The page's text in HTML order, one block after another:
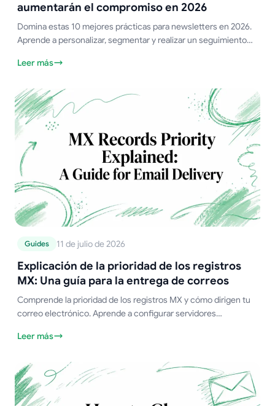
aumentarán el compromiso en 2026
Domina estas 10 mejores prácticas para newsletters en 2026.
Aprende a personalizar, segmentar y realizar un seguimiento
respuestas.
Leer más
Guides 11 de julio de 2026
Explicación de la prioridad de los registros
MX: Una guía para la entrega de correos
Comprende la prioridad de los registros MX y cómo dirigen tu
correo electrónico. Aprende a configurar servidores
mensaje.
Leer más